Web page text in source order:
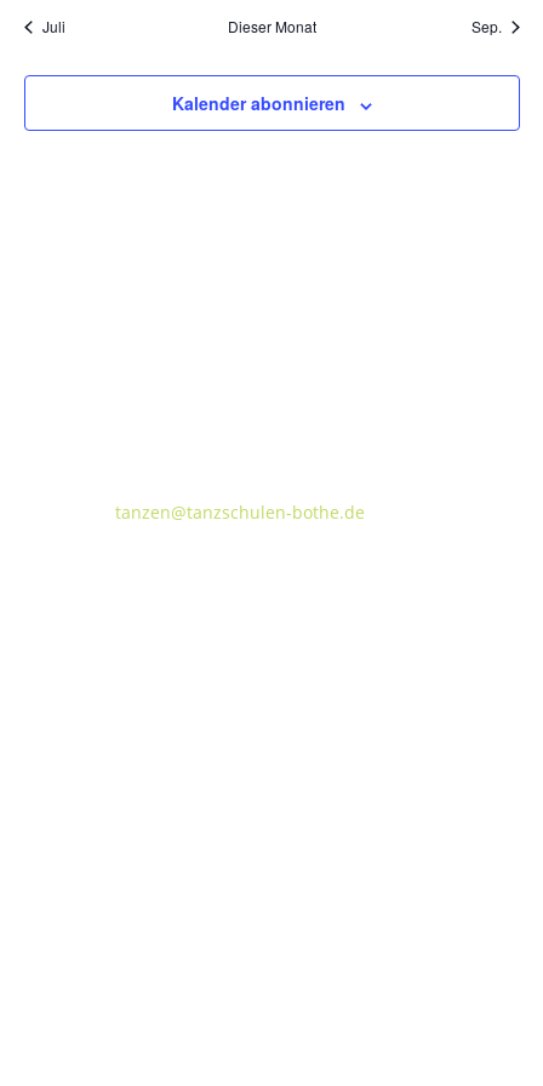
Juli Dieser Monat Sep.
Kalender abonnieren
tanzen@tanzschulen-bothe.de